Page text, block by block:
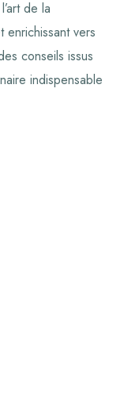
de la
enrichissant vers
conseils issus
indispensable